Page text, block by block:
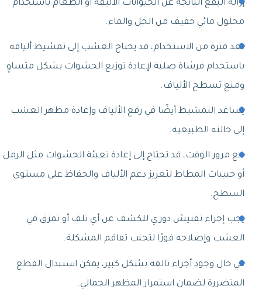
إزالة البقع الناتجة عن الحيوانات الأليفة أو الطعام باستخدام
محلول مائي خفيف من الخل والماء.
بعد فترة من الاستخدام، قد يحتاج العشب إلى تمشيط أليافه
باستخدام فرشاة صلبة لإعادة توزيع الحشوات بشكل متساوٍ
ومنع تسطح الألياف.
يساعد التمشيط أيضًا في رفع الألياف وإعادة مظهر العشب
إلى حالته الطبيعية.
مع مرور الوقت، قد تحتاج إلى إعادة تعبئة الحشوات مثل الرمل
أو حبيبات المطاط لتعزيز دعم الألياف والحفاظ على مستوى
السطح.
يجب إجراء تفتيش دوري للكشف عن أي تلف أو تمزق في
العشب وإصلاحه فورًا لتجنب تفاقم المشكلة.
في حال وجود أجزاء تالفة بشكل كبير، يمكن استبدال القطع
المتضررة لضمان استمرار المظهر الجمالي.